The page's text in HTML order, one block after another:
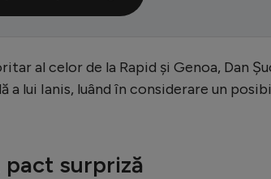
al celor de la Rapid și Genoa, Dan
a lui Ianis, luând în considerare un
pact surpriză